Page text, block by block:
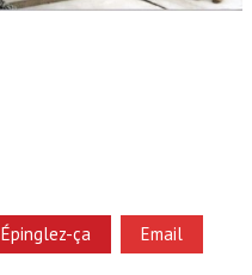
Épinglez-ça Email